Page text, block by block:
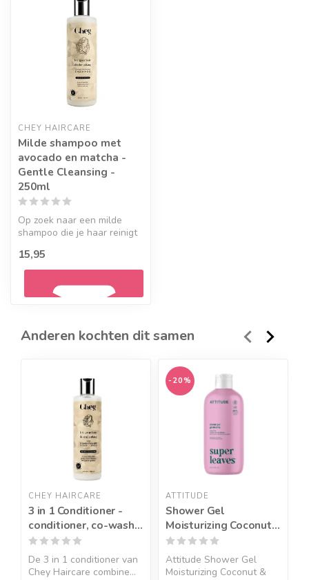
CHEY HAIRCARE
Milde shampoo met
avocado en matcha -
Gentle Cleansing -
250ml
Op zoek naar een milde
shampoo die je haar reinigt
Dez...
15,95
Anderen kochten dit samen
CHEY HAIRCARE
3 in 1 Conditioner -
conditioner, co-wash
en leave-in - 200ml
De 3 in 1 conditioner van
Chey Haircare combine...
-20%
ATTITUDE
Shower Gel
Moisturizing Coconut
& Wild Berries -
473ml
Attitude Shower Gel
Moisturizing Coconut &